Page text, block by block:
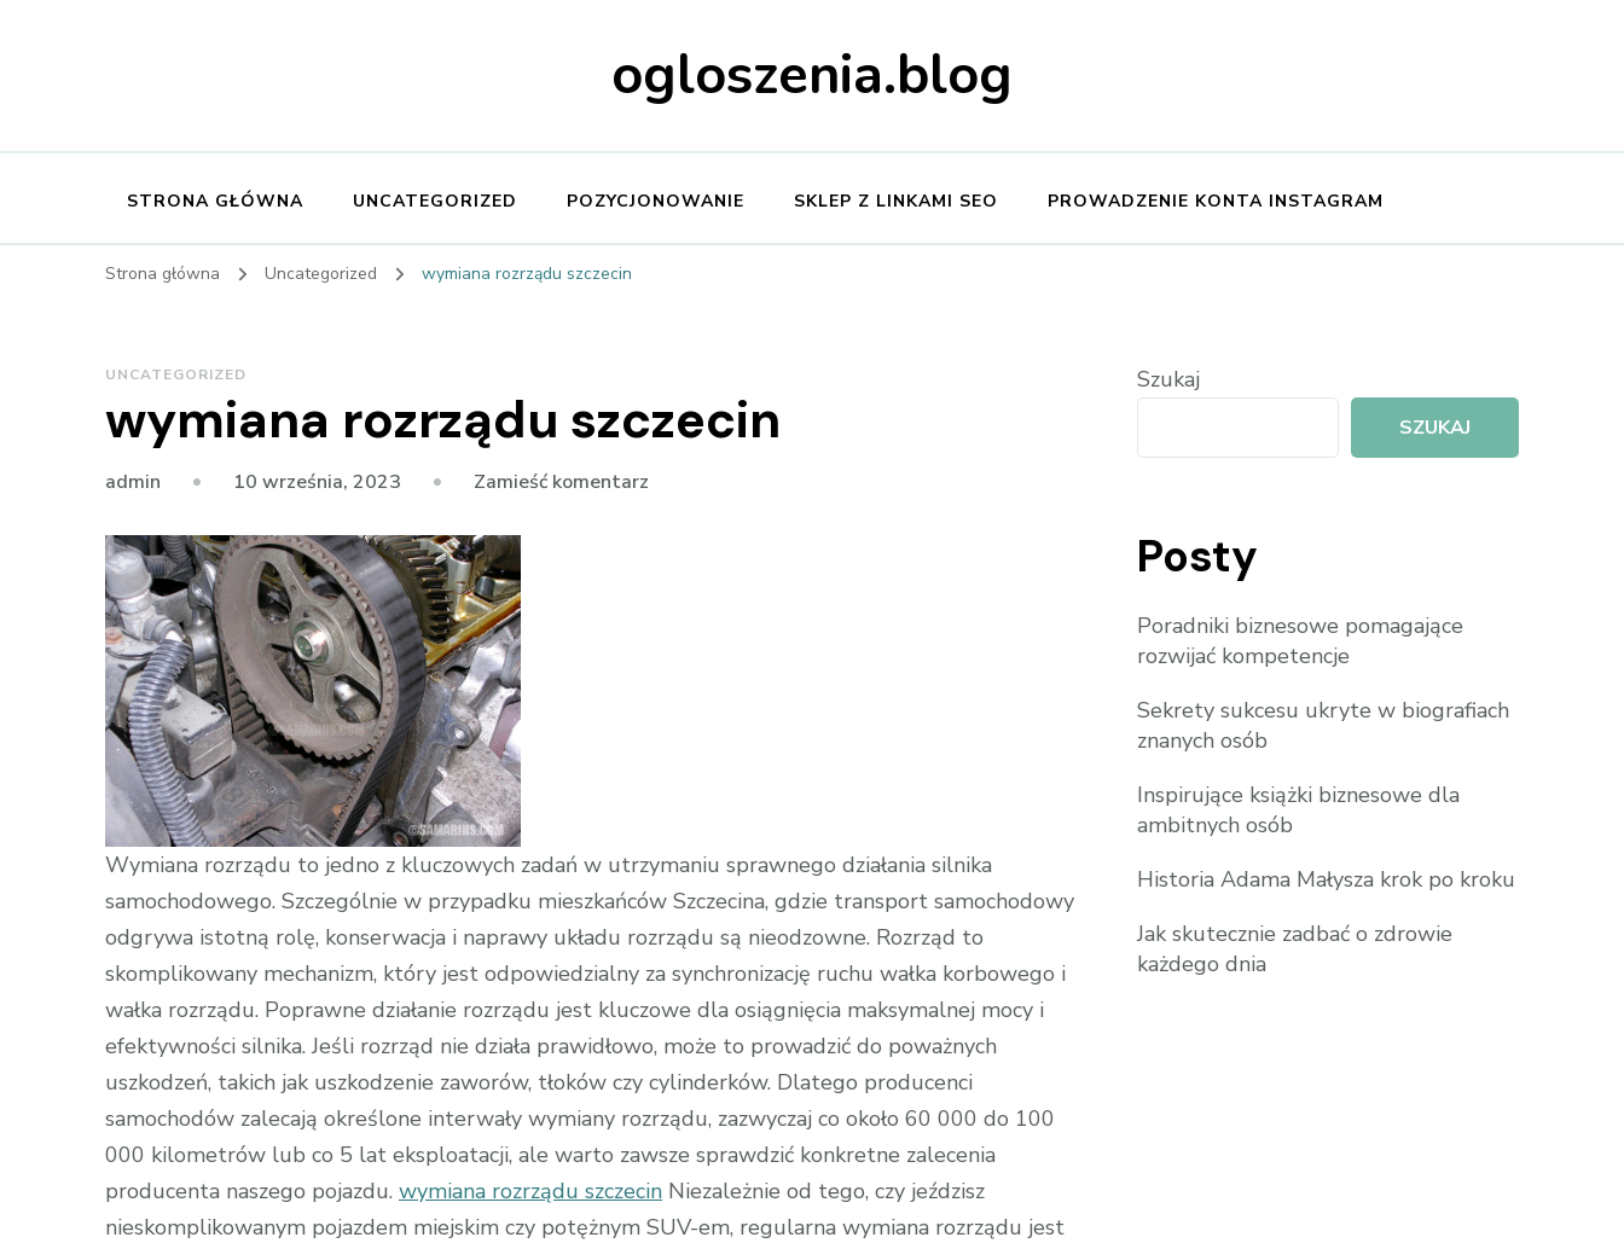
ogloszenia.blog
STRONA GŁÓWNA UNCATEGORIZED POZYCJONOWANIE SKLEP Z LINKAMI SEO PROWADZENIE KONTA INSTAGRAM
Strona główna Uncategorized wymiana rozrządu szczecin
UNCATEGORIZED
wymiana rozrządu szczecin
admin 10 września, 2023 Zamieść komentarz
Wymiana rozrządu to jedno z kluczowych zadań w utrzymaniu sprawnego działania silnika
samochodowego. Szczególnie w przypadku mieszkańców Szczecina, gdzie transport samochodowy
odgrywa istotną rolę, konserwacja i naprawy układu rozrządu są nieodzowne. Rozrząd to
skomplikowany mechanizm, który jest odpowiedzialny za synchronizację ruchu wałka korbowego i
wałka rozrządu. Poprawne działanie rozrządu jest kluczowe dla osiągnięcia maksymalnej mocy i
efektywności silnika. Jeśli rozrząd nie działa prawidłowo, może to prowadzić do poważnych
uszkodzeń, takich jak uszkodzenie zaworów, tłoków czy cylinderków. Dlatego producenci
samochodów zalecają określone interwały wymiany rozrządu, zazwyczaj co około 60 000 do 100
000 kilometrów lub co 5 lat eksploatacji, ale warto zawsze sprawdzić konkretne zalecenia
producenta naszego pojazdu. wymiana rozrządu szczecin Niezależnie od tego, czy jeździsz
nieskomplikowanym pojazdem miejskim czy potężnym SUV-em, regularna wymiana rozrządu jest
Szukaj
SZUKAJ
Posty
Poradniki biznesowe pomagające
rozwijać kompetencje
Sekrety sukcesu ukryte w biografiach
znanych osób
Inspirujące książki biznesowe dla
ambitnych osób
Historia Adama Małysza krok po kroku
Jak skutecznie zadbać o zdrowie
każdego dnia